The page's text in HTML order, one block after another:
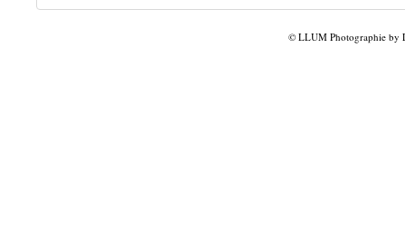
© LLUM Photographie by